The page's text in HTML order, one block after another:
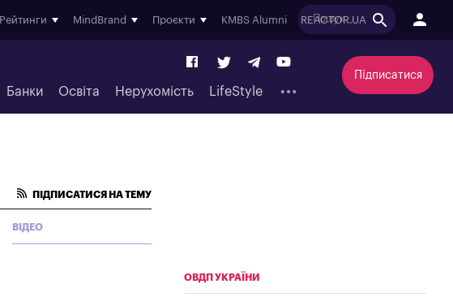
Рейтинги MindBrand Проєкти KMBS Alumni REACTOR.UA
Банки Освіта Нерухомість LifeStyle
Підписатися
ПІДПИСАТИСЯ НА ТЕМУ
ВІДЕО
ОВДП УКРАЇНИ